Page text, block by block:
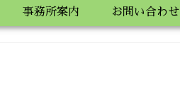
事務所案内 お問い合わせ